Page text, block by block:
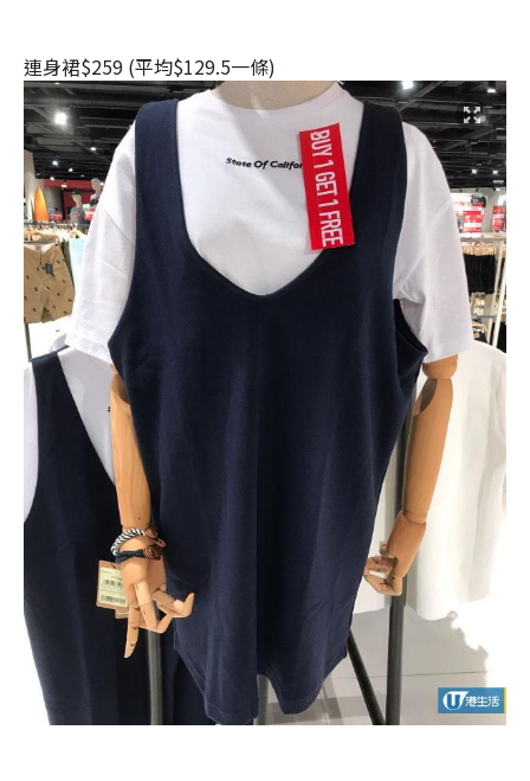
連身裙$259 (平均$129.5一條)